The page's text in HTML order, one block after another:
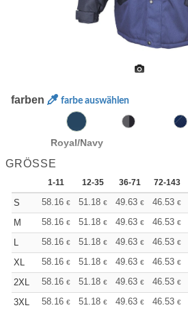
farben farbe auswählen
Royal/Navy
GRÖSSE
1-11 12-35 36-71 72-143
S 58.16 € 51.18 € 49.63 € 46.53 €
M
58.16 € 51.18 € 49.63 € 46.53 €
L
58.16 € 51.18 € 49.63 € 46.53 €
XL
58.16 € 51.18 € 49.63 € 46.53 €
2XL
58.16 € 51.18 € 49.63 € 46.53 €
3XL
58.16 € 51.18 € 49.63 € 46.53 €